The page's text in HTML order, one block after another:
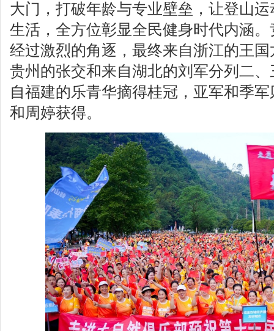
大门，打破年龄与专业壁垒，让登山
生活，全方位彰显全民健身时代内涵
经过激烈的角逐，最终来自浙江的王
贵州的张交和来自湖北的刘军分列二
自福建的乐青华摘得桂冠，亚军和季
和周婷获得。